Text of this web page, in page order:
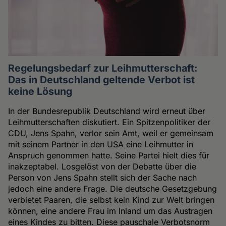
Regelungsbedarf zur Leihmutterschaft:
Das in Deutschland geltende Verbot ist
keine Lösung
In der Bundesrepublik Deutschland wird erneut über
Leihmutterschaften diskutiert. Ein Spitzenpolitiker der
CDU, Jens Spahn, verlor sein Amt, weil er gemeinsam
mit seinem Partner in den USA eine Leihmutter in
Anspruch genommen hatte. Seine Partei hielt dies für
inakzeptabel. Losgelöst von der Debatte über die
Person von Jens Spahn stellt sich der Sache nach
jedoch eine andere Frage. Die deutsche Gesetzgebung
verbietet Paaren, die selbst kein Kind zur Welt bringen
können, eine andere Frau im Inland um das Austragen
eines Kindes zu bitten. Diese pauschale Verbotsnorm